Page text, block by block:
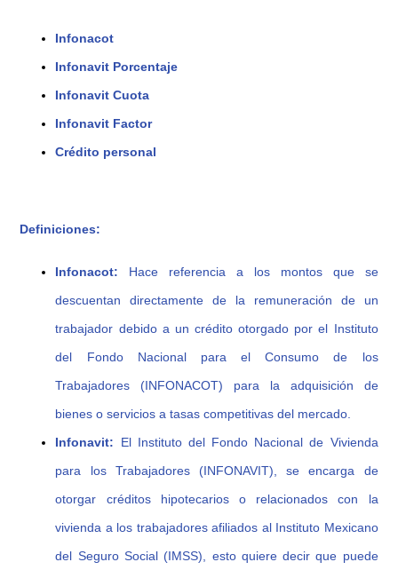
Infonacot
Infonavit Porcentaje
Infonavit Cuota
Infonavit Factor
Crédito personal
Definiciones:
Infonacot: Hace referencia a los montos que se
descuentan directamente de la remuneración de un
trabajador debido a un crédito otorgado por el Instituto
del Fondo Nacional para el Consumo de los
Trabajadores (INFONACOT) para la adquisición de
bienes o servicios a tasas competitivas del mercado.
Infonavit: El Instituto del Fondo Nacional de Vivienda
para los Trabajadores (INFONAVIT), se encarga de
otorgar créditos hipotecarios o relacionados con la
vivienda a los trabajadores afiliados al Instituto Mexicano
del Seguro Social (IMSS), esto quiere decir que puede